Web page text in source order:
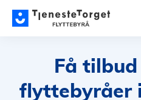
Få
flyttebyråer